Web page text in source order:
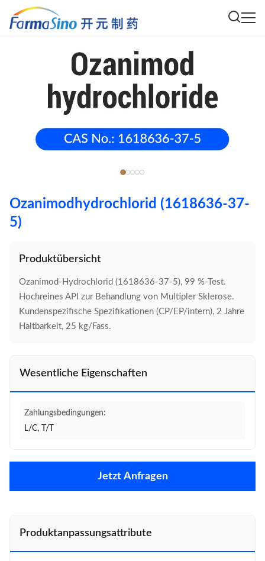
Ozanimodhydrochlorid (1618636-37-
5)
Produktübersicht
Ozanimod-Hydrochlorid (1618636-37-5), 99 %-Test.
Hochreines API zur Behandlung von Multipler Sklerose.
Kundenspezifische Spezifikationen (CP/EP/intern), 2 Jahre
Haltbarkeit, 25 kg/Fass.
Wesentliche Eigenschaften
Zahlungsbedingungen:
L/C, T/T
Jetzt Anfragen
Produktanpassungsattribute